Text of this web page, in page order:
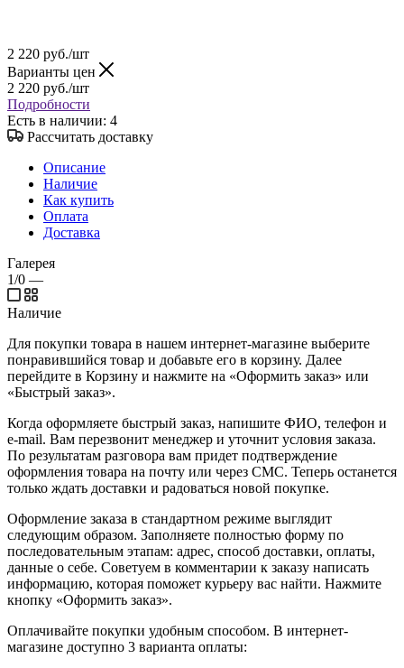
2 220 руб./шт
Варианты цен
2 220 руб./шт
Подробности
Есть в наличии: 4
Рассчитать доставку
Описание
Наличие
Как купить
Оплата
Доставка
Галерея
1/0 —
Наличие
Для покупки товара в нашем интернет-магазине выберите
понравившийся товар и добавьте его в корзину. Далее
перейдите в Корзину и нажмите на «Оформить заказ» или
«Быстрый заказ».
Когда оформляете быстрый заказ, напишите ФИО, телефон и
e-mail. Вам перезвонит менеджер и уточнит условия заказа.
По результатам разговора вам придет подтверждение
оформления товара на почту или через СМС. Теперь останется
только ждать доставки и радоваться новой покупке.
Оформление заказа в стандартном режиме выглядит
следующим образом. Заполняете полностью форму по
последовательным этапам: адрес, способ доставки, оплаты,
данные о себе. Советуем в комментарии к заказу написать
информацию, которая поможет курьеру вас найти. Нажмите
кнопку «Оформить заказ».
Оплачивайте покупки удобным способом. В интернет-
магазине доступно 3 варианта оплаты: